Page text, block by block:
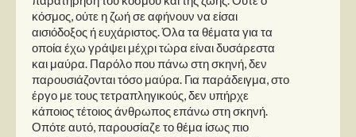
κόσμος, ούτε η ζωή σε αφήνουν να είσαι
αισιόδοξος ή ευχάριστος. Όλα τα θέματα για τα
οποία έχω γράψει μέχρι τώρα είναι δυσάρεστα
και μαύρα. Παρόλο που πάνω στη σκηνή, δεν
παρουσιάζονται τόσο μαύρα. Για παράδειγμα, στο
έργο με τους τετραπληγικούς, δεν υπήρχε
κάποιος τέτοιος άνθρωπος επάνω στη σκηνή.
Οπότε αυτό, παρουσίαζε το θέμα ίσως πιο